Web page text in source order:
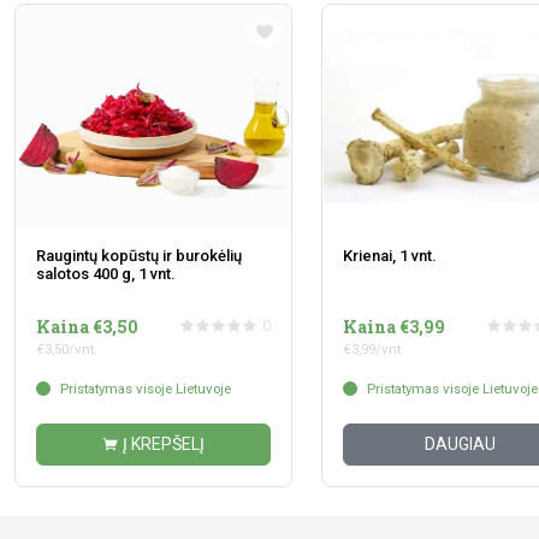
Raugintų kopūstų ir burokėlių
salotos 400 g, 1 vnt.
Kaina €3,50
€3,50/vnt.
0
Pristatymas visoje Lietuvoje
Į KREPŠELĮ
Krienai, 1 vnt.
Kaina €3,99
€3,99/vnt.
Pristatymas visoje Lietuvoje
DAUGIAU